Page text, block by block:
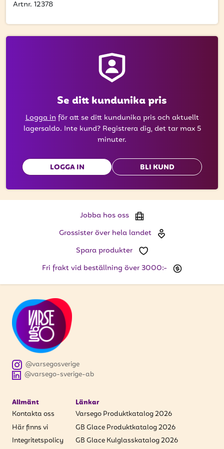
PRENUMERERA
Artnr. 12378
Se ditt kundunika pris
Logga inför att se ditt kundunika pris och aktuellt
lagersaldo. Inte kund? Registrera dig, det tar max 5
minuter.
LOGGA IN BLI KUND
Jobba hos oss
Grossister över hela landet
Spara produkter
Fri frakt vid beställning över 3000:-
@varsego-sverige-ab
@varsegosverige
Allmänt
Kontakta oss
Här finns vi
Integritetspolicy
Länkar
Varsego Produktkatalog 2026
GB Glace Produktkatalog 2026
GB Glace Kulglasskatalog 2026